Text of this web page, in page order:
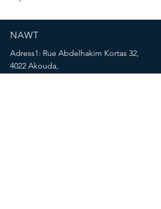
NAWT
Adress1: Rue Abdelhakim Kortas 32,
4022 Akouda,